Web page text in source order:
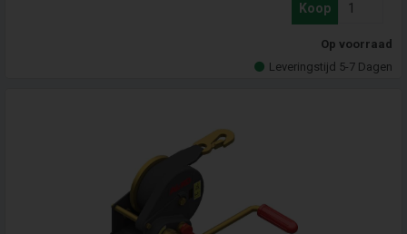
Koop
Op voorraad
Leveringstijd 5-7 Dagen